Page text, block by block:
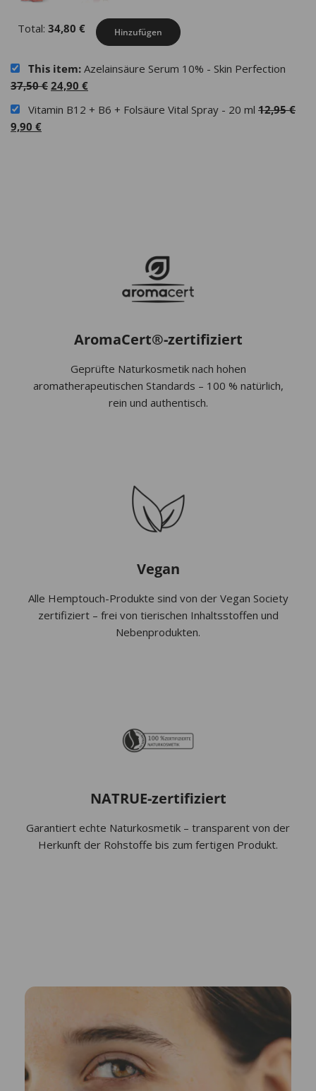
Total: 34,80 € Hinzufügen
This item: Azelainsäure Serum 10% - Skin Perfection
37,50€ Ursprünglicher
war:
24,90 €
ist:
Vitamin B12 + B6 + Folsäure Vital Spray - 20 ml 12,95€
9,90 €
AromaCert®-zertifiziert
Geprüfte Naturkosmetik nach hohen
aromatherapeutischen Standards – 100 % natürlich,
rein und authentisch.
Vegan
Alle Hemptouch-Produkte sind von der Vegan Society
zertifiziert – frei von tierischen Inhaltsstoffen und
Nebenprodukten.
NATRUE-zertifiziert
Garantiert echte Naturkosmetik – transparent von der
Herkunft der Rohstoffe bis zum fertigen Produkt.